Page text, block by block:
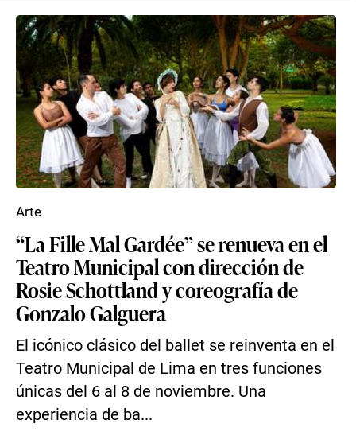
“La Fille Mal Gardée” se renueva en el
Teatro Municipal con dirección de
Rosie Schottland y coreografía de
Gonzalo Galguera
El icónico clásico del ballet se reinventa en el
Teatro Municipal de Lima en tres funciones
únicas del 6 al 8 de noviembre. Una
experiencia de ba...
Arte